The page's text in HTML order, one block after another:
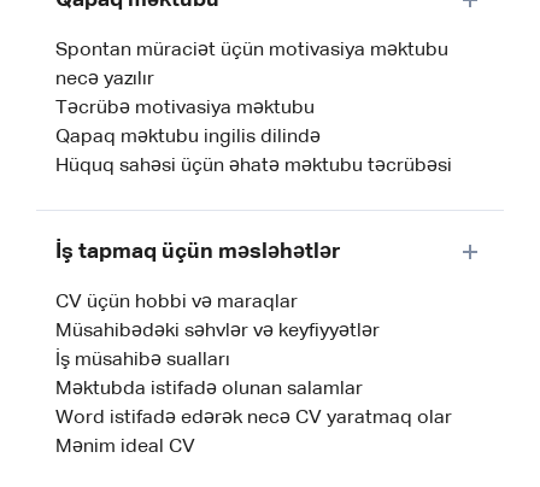
Spontan müraciət üçün motivasiya məktubu
necə yazılır
Təcrübə motivasiya məktubu
Qapaq məktubu ingilis dilində
Hüquq sahəsi üçün əhatə məktubu təcrübəsi
İş tapmaq üçün məsləhətlər
CV üçün hobbi və maraqlar
Müsahibədəki səhvlər və keyfiyyətlər
İş müsahibə sualları
Məktubda istifadə olunan salamlar
Word istifadə edərək necə CV yaratmaq olar
Mənim ideal CV